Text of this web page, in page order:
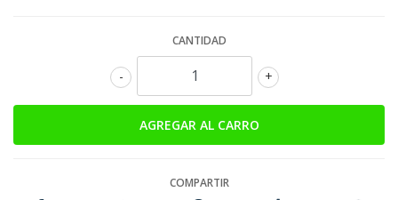
CANTIDAD
+
-
COMPARTIR